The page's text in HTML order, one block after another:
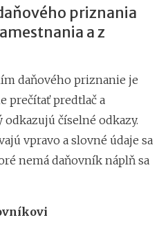
priznania
a z
daňového priznanie je
prečítať predtlač a
číselné odkazy.
vpravo a slovné údaje sa
nemá daňovník náplň sa